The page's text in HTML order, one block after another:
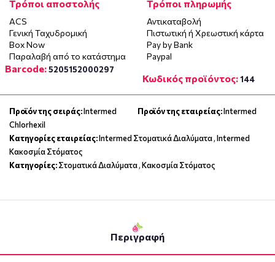
Τρόποι αποστολής
ACS
Γενική Ταχυδρομική
Box Now
Παραλαβή από το κατάστημα
Τρόποι πληρωμής
Αντικαταβολή
Πιστωτική ή Χρεωστική κάρτα
Pay by Bank
Paypal
Barcode:5205152000297
Κωδικός προϊόντος:144
Προϊόν της σειράς:Intermed
Chlorhexil
Προϊόν της εταιρείας:Intermed
Κατηγορίες εταιρείας:Intermed Στοματικά Διαλύματα,Intermed
Κακοσμία Στόματος
Κατηγορίες:Στοματικά Διαλύματα,Κακοσμία Στόματος
Περιγραφή